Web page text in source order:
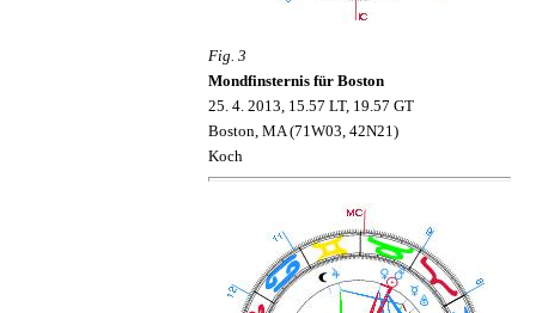
Fig. 3
Mondfinsternis für Boston
25. 4. 2013, 15.57 LT, 19.57 GT
Boston, MA(71W03, 42N21)
Koch